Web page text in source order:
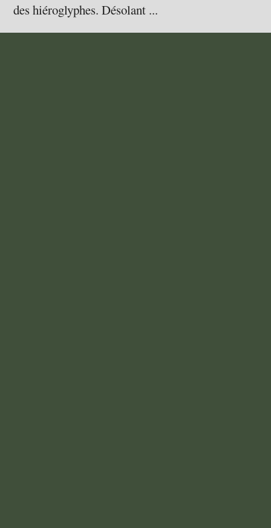
des hiéroglyphes. Désolant ...